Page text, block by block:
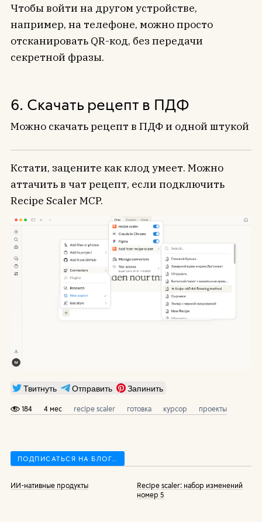
Чтобы войти на другом устройстве,
например, на телефоне, можно просто
отсканировать QR-код, без передачи
секретной фразы.
6. Скачать рецепт в ПДФ
Можно скачать рецепт в ПДФ и одной штукой
Кстати, зацените как клод умеет. Можно
аттачить в чат рецепт, если подключить
Recipe Scaler MCP.
Твитнуть Отправить Запинить
184 4 мес recipe scaler готовка курсор проекты
ПОДПИСАТЬСЯ НА БЛОГ…
ИИ-нативные продукты
Recipe scaler: набор изменений
номер 5